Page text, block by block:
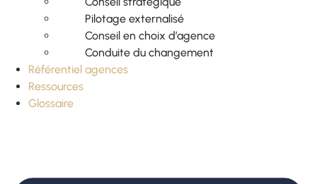
Pilotage externalisé
Conseil en choix d’agence
Conduite du changement
Référentiel agences
Ressources
Glossaire